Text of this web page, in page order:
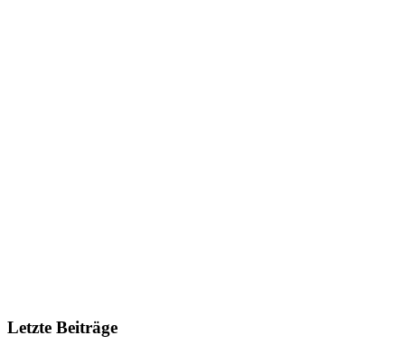
Letzte Beiträge